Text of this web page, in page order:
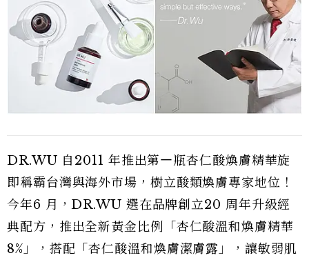
DR.WU 自2011 年推出第㇐瓶杏仁酸煥膚精華旋
即稱霸台灣與海外市場，樹立酸類煥膚專家地位！
今年6 月，DR.WU 選在品牌創立20 周年升級經
典配方，推出全新黃金比例「杏仁酸溫和煥膚精華
8%」，搭配「杏仁酸溫和煥膚潔膚露」，讓敏弱肌